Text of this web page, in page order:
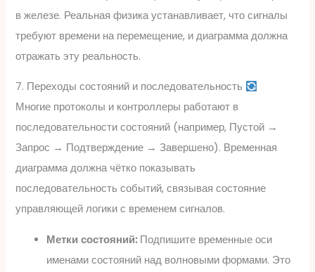
в железе. Реальная физика устанавливает, что сигналы
требуют времени на перемещение, и диаграмма должна
отражать эту реальность.
7. Переходы состояний и последовательность
Многие протоколы и контроллеры работают в
последовательности состояний (например, Пустой →
Запрос → Подтверждение → Завершено). Временная
диаграмма должна чётко показывать
последовательность событий, связывая состояние
управляющей логики с временем сигналов.
Метки состояний:Подпишите временные оси
именами состояний над волновыми формами. Это